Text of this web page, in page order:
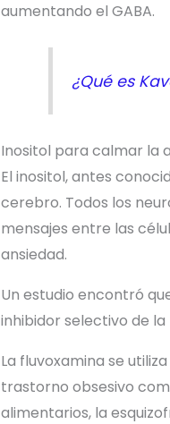
aumentando el GABA.
¿Qué es
Inositol para calmar la
El inositol, antes
cerebro. Todos los
mensajes entre las
ansiedad.
Un estudio encontró
inhibidor selectivo de
La fluvoxamina se
trastorno obsesivo
alimentarios, la